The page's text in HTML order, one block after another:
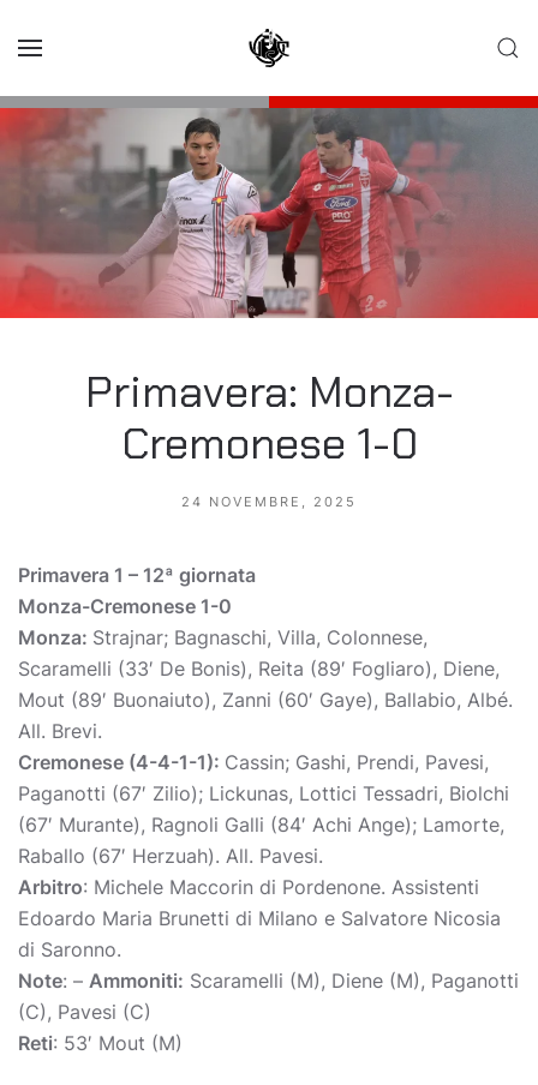
Primavera: Monza-
Cremonese 1-0
24 NOVEMBRE, 2025
Primavera 1 – 12ª giornata
Monza-Cremonese 1-0
Monza: Strajnar; Bagnaschi, Villa, Colonnese,
Scaramelli (33′ De Bonis), Reita (89′ Fogliaro), Diene,
Mout (89′ Buonaiuto), Zanni (60′ Gaye), Ballabio, Albé.
All. Brevi.
Cremonese (4-4-1-1): Cassin; Gashi, Prendi, Pavesi,
Paganotti (67′ Zilio); Lickunas, Lottici Tessadri, Biolchi
(67′ Murante), Ragnoli Galli (84′ Achi Ange); Lamorte,
Raballo (67′ Herzuah). All. Pavesi.
Arbitro: Michele Maccorin di Pordenone. Assistenti
Edoardo Maria Brunetti di Milano e Salvatore Nicosia
di Saronno.
Note: – Ammoniti: Scaramelli (M), Diene (M), Paganotti
(C), Pavesi (C)
Reti: 53′ Mout (M)